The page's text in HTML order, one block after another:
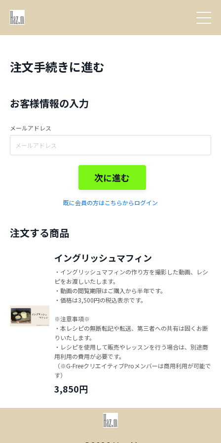
注文手続きに進む
お客様情報の入力
メールアドレス
次に進む
既に会員の方はこちらからログイン
注文する商品
イングリッシュマフィン
・イングリッシュマフィンの作り方を撮影した動画、レシ
ピをお渡しいたします。
・動画の閲覧期限はご購入から半年です。
・価格は3,500円の税込表示です。
※注意事項※
・本レシピの無断転記や転送、第三者への共有は固くお断
りいたします。
・レシピを使用して販売やレッスンを行う場合は、別途商
用利用の費用が必要です。
（※G-FreeクリエイティブProメンバーは商用利用が可能で
す）
3,850円